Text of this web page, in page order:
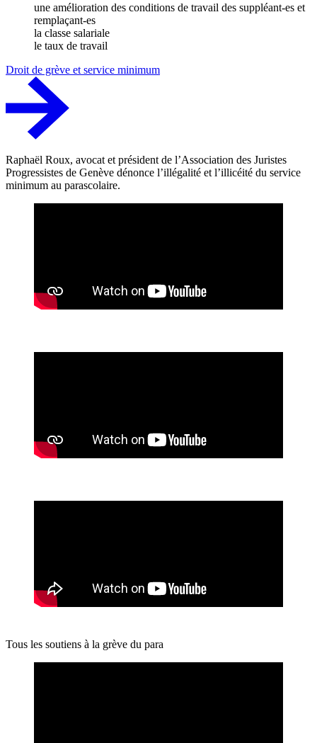
une amélioration des conditions de travail des suppléant-es et
remplaçant-es
la classe salariale
le taux de travail
Droit de grève et service minimum
Raphaël Roux, avocat et président de l’Association des Juristes
Progressistes de Genève dénonce l’illégalité et l’illicéité du service
minimum au parascolaire.
Tous les soutiens à la grève du para